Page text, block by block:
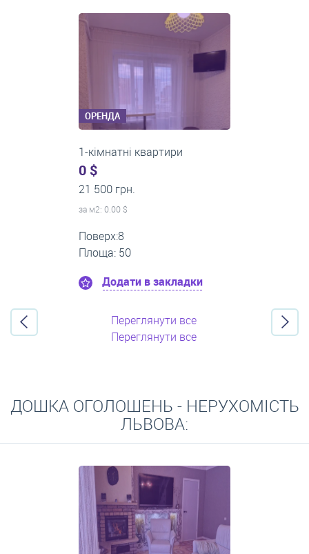
кімнат
ОРЕНДА
1-кімнатні квартири
0 $
13 000 грн.
за м2: 0.00 $
Поверх:3
Площа: 40
Додати в закладки
Переглянути все
Переглянути все
ДОШКА ОГОЛОШЕНЬ - НЕРУХОМІСТЬ
ЛЬВОВА: